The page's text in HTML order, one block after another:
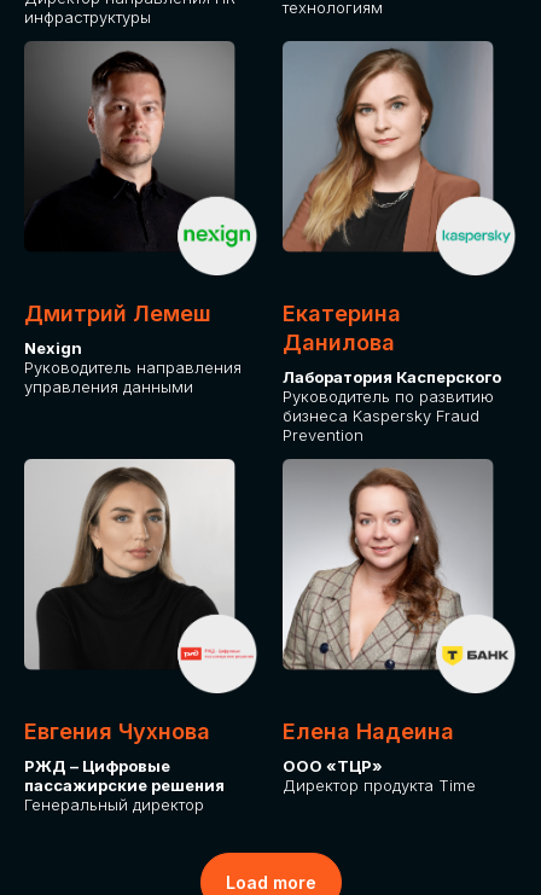
инфраструктуры
технологиям
Дмитрий Лемеш
Nexign
Руководитель направления
управления данными
Екатерина
Данилова
Лаборатория Касперского
Руководитель по развитию
бизнеса Kaspersky Fraud
Prevention
Евгения Чухнова
РЖД – Цифровые
пассажирские решения
Генеральный директор
Елена Надеина
ООО «ТЦР»
Директор продукта Time
Load more
ДЛЯ ОПЛАТЫ БИЛЕТОВ
ОТ ФИЗИЧЕСКОГО ЛИЦА
Оплата через сервис Timepad
ПРИОБРЕСТИ БИЛЕТ